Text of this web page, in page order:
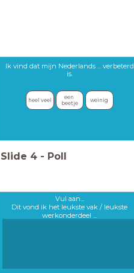
Ik vind dat mijn Nederlands ... verbeterd
is.
een
beetje
weinig
Slide 4 - Poll
Vul aan...
Dit vond ik het leukste vak / leukste
werkonderdeel ...